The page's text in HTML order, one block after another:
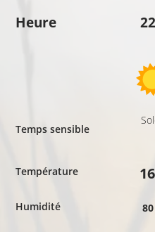
Heure
Temps sensible
Température
Humidité
16
80